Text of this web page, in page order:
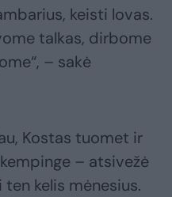
keisti lovas.
talkas, dirbome
– sakė
Kostas tuomet ir
– atsivežė
kelis mėnesius.